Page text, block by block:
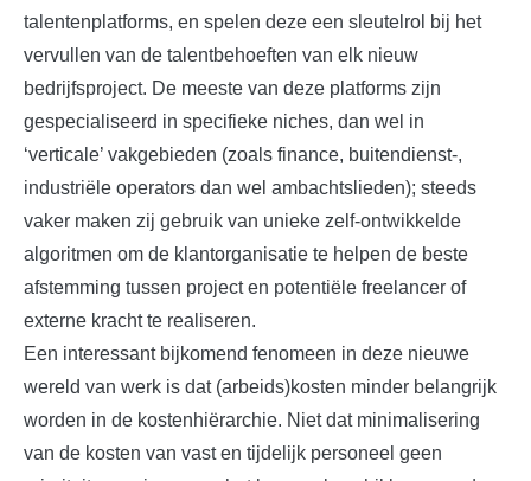
talentenplatforms, en spelen deze een sleutelrol bij het
vervullen van de talentbehoeften van elk nieuw
bedrijfsproject. De meeste van deze platforms zijn
gespecialiseerd in specifieke niches, dan wel in
‘verticale’ vakgebieden (zoals finance, buitendienst-,
industriële operators dan wel ambachtslieden); steeds
vaker maken zij gebruik van unieke zelf-ontwikkelde
algoritmen om de klantorganisatie te helpen de beste
afstemming tussen project en potentiële freelancer of
externe kracht te realiseren.
Een interessant bijkomend fenomeen in deze nieuwe
wereld van werk is dat (arbeids)kosten minder belangrijk
worden in de kostenhiërarchie. Niet dat minimalisering
van de kosten van vast en tijdelijk personeel geen